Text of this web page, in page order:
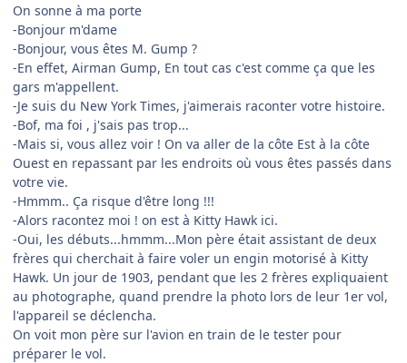
On sonne à ma porte
-Bonjour m'dame
-Bonjour, vous êtes M. Gump ?
-En effet, Airman Gump, En tout cas c'est comme ça que les
gars m'appellent.
-Je suis du New York Times, j'aimerais raconter votre histoire.
-Bof, ma foi , j'sais pas trop...
-Mais si, vous allez voir ! On va aller de la côte Est à la côte
Ouest en repassant par les endroits où vous êtes passés dans
votre vie.
-Hmmm.. Ça risque d'être long !!!
-Alors racontez moi ! on est à Kitty Hawk ici.
-Oui, les débuts...hmmm...Mon père était assistant de deux
frères qui cherchait à faire voler un engin motorisé à Kitty
Hawk. Un jour de 1903, pendant que les 2 frères expliquaient
au photographe, quand prendre la photo lors de leur 1er vol,
l'appareil se déclencha.
On voit mon père sur l'avion en train de le tester pour
préparer le vol.